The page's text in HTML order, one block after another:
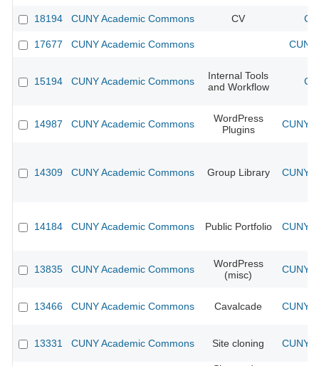
18194 CUNY Academic Commons CV
17677 CUNY Academic Commons
15194 CUNY Academic Commons
Internal Tools
and Workflow
14987 CUNY Academic Commons
WordPress
Plugins
CUNY
14309 CUNY Academic Commons Group Library CUNY
14184 CUNY Academic Commons Public Portfolio CUNY
13835 CUNY Academic Commons
WordPress
(misc)
CUNY
13466 CUNY Academic Commons Cavalcade CUNY
13331 CUNY Academic Commons Site cloning CUNY